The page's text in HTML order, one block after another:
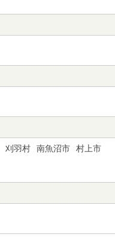
刈羽村 南魚沼市
村上市